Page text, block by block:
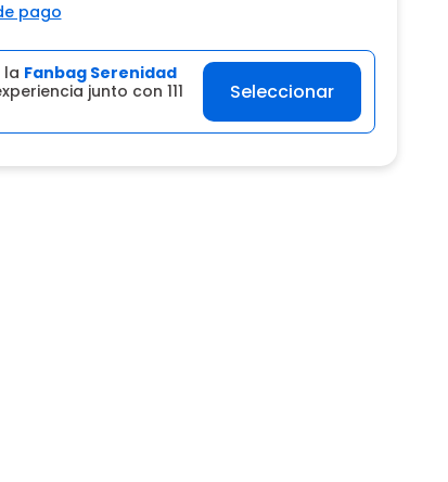
pago
la Fanbag Serenidad
junto con 111
Seleccionar